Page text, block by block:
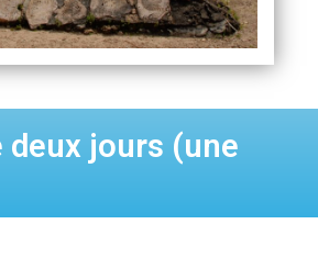
deux jours (une